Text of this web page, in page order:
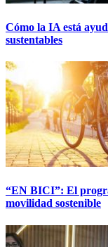
Cómo la IA está
sustentables
“EN BICI”: El
movilidad sostenible